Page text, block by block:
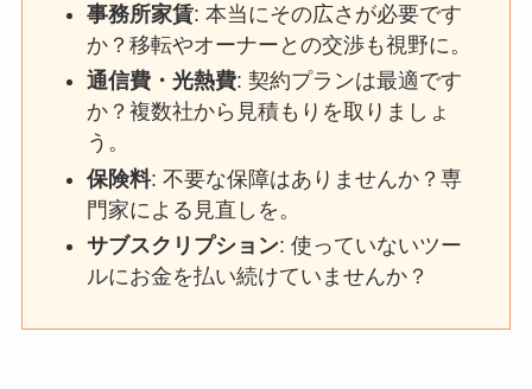
事務所家賃: 本当にその広さが必要です
か？移転やオーナーとの交渉も視野に。
通信費・光熱費: 契約プランは最適です
か？複数社から見積もりを取りましょ
う。
保険料: 不要な保障はありませんか？専
門家による見直しを。
サブスクリプション: 使っていないツー
ルにお金を払い続けていませんか？